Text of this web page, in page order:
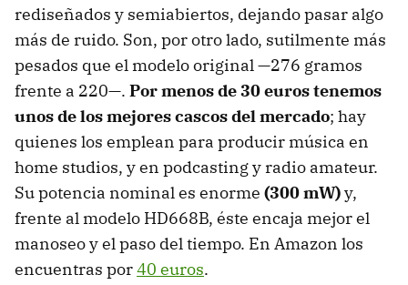
rediseñados y semiabiertos, dejando pasar algo
más de ruido. Son, por otro lado, sutilmente más
pesados que el modelo original —276 gramos
frente a 220—. Por menos de 30 euros tenemos
unos de los mejores cascos del mercado; hay
quienes los emplean para producir música en
home studios, y en podcasting y radio amateur.
Su potencia nominal es enorme (300 mW)y,
frente al modelo HD668B, éste encaja mejor el
manoseo y el paso del tiempo. En Amazon los
encuentras por40 euros.